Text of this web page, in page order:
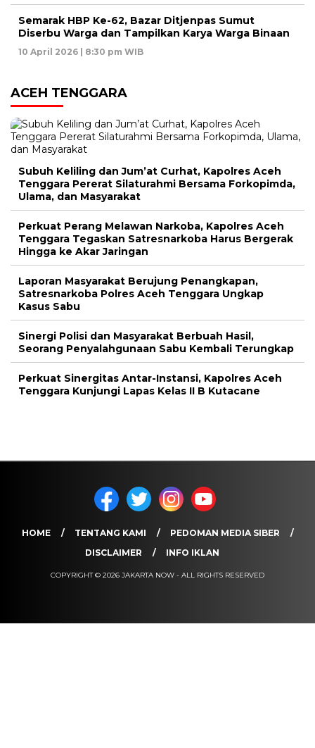
Semarak HBP Ke-62, Bazar Ditjenpas Sumut
Diserbu Warga dan Tampilkan Karya Warga Binaan
10 April 2026 | 8:30 pm WIB
ACEH TENGGARA
Subuh Keliling dan Jum’at Curhat, Kapolres Aceh
Tenggara Pererat Silaturahmi Bersama Forkopimda,
Ulama, dan Masyarakat
Perkuat Perang Melawan Narkoba, Kapolres Aceh
Tenggara Tegaskan Satresnarkoba Harus Bergerak
Hingga ke Akar Jaringan
Laporan Masyarakat Berujung Penangkapan,
Satresnarkoba Polres Aceh Tenggara Ungkap
Kasus Sabu
Sinergi Polisi dan Masyarakat Berbuah Hasil,
Seorang Penyalahgunaan Sabu Kembali Terungkap
Perkuat Sinergitas Antar-Instansi, Kapolres Aceh
Tenggara Kunjungi Lapas Kelas II B Kutacane
HOME TENTANG KAMI
PEDOMAN MEDIA SIBER
DISCLAIMER
INFO IKLAN
COPYRIGHT © 2026 JAKARTA NOW - ALL RIGHTS RESERVED